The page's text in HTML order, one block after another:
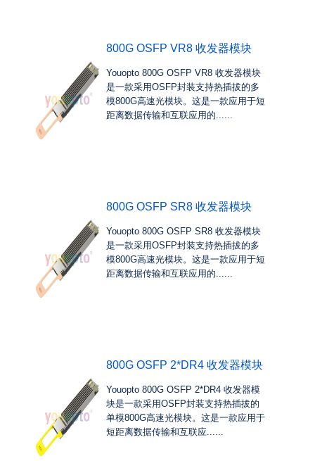
800G OSFP VR8 收发器模块
Youopto 800G OSFP VR8 收发器模块
是一款采用OSFP封装支持热插拔的多
模800G高速光模块。这是一款应用于短
距离数据传输和互联应用的......
800G OSFP SR8 收发器模块
Youopto 800G OSFP SR8 收发器模块
是一款采用OSFP封装支持热插拔的多
模800G高速光模块。这是一款应用于短
距离数据传输和互联应用的......
800G OSFP 2*DR4 收发器模块
Youopto 800G OSFP 2*DR4 收发器模
块是一款采用OSFP封装支持热插拔的
单模800G高速光模块。这是一款应用于
短距离数据传输和互联应......